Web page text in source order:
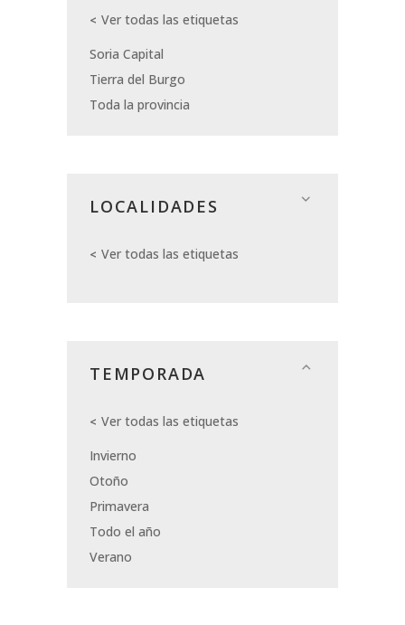
Ver todas las etiquetas
Soria Capital
Tierra del Burgo
Toda la provincia
LOCALIDADES
Ver todas las etiquetas
TEMPORADA
Ver todas las etiquetas
Invierno
Otoño
Primavera
Todo el año
Verano